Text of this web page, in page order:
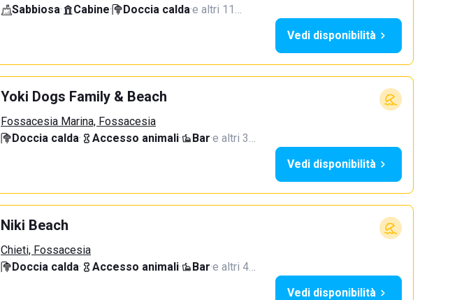
Sabbiosa· Cabine· Doccia calda·e altri 11…
Vedi disponibilità
Yoki Dogs Family & Beach
Fossacesia Marina, Fossacesia
Doccia calda· Accesso animali· Bar·e altri 3…
Vedi disponibilità
Niki Beach
Chieti, Fossacesia
Doccia calda· Accesso animali· Bar·e altri 4…
Vedi disponibilità